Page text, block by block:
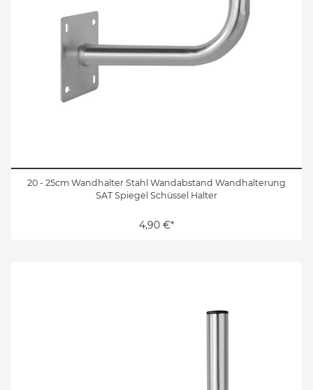
20 - 25cm Wandhalter Stahl Wandabstand Wandhalterung
SAT Spiegel Schüssel Halter
4,90 €*